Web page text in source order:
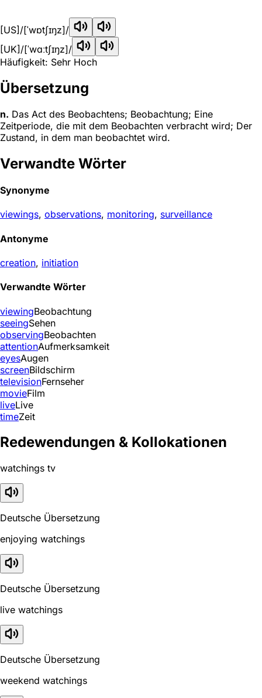
[US] /[ˈwɒtʃɪŋz]/
[UK] /[ˈwɑːtʃɪŋz]/
Häufigkeit: Sehr Hoch
Übersetzung
n. Das Act des Beobachtens; Beobachtung; Eine
Zeitperiode, die mit dem Beobachten verbracht wird; Der
Zustand, in dem man beobachtet wird.
Verwandte Wörter
Synonyme
viewings, observations, monitoring, surveillance
Antonyme
creation, initiation
Verwandte Wörter
viewingBeobachtung
seeingSehen
observingBeobachten
attentionAufmerksamkeit
eyesAugen
screenBildschirm
televisionFernseher
movieFilm
liveLive
timeZeit
Redewendungen & Kollokationen
watchings tv
Deutsche Übersetzung
enjoying watchings
Deutsche Übersetzung
live watchings
Deutsche Übersetzung
weekend watchings